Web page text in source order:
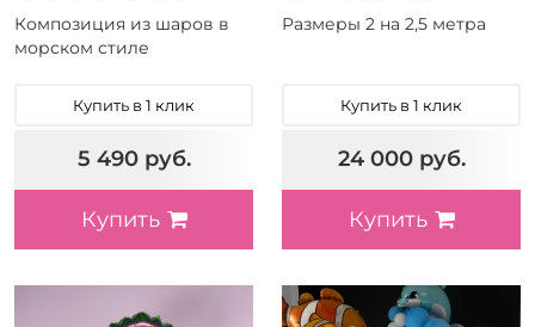
Композиция из шаров в
морском стиле
Купить в 1 клик
5 490 руб.
Купить
Размеры 2 на 2,5 метра
Купить в 1 клик
24 000 руб.
Купить